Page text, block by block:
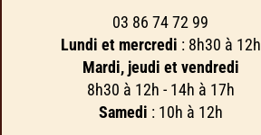
03 86 74 72 99
Lundi et mercredi : 8h30 à 12h
Mardi, jeudi et vendredi
8h30 à 12h - 14h à 17h
Samedi : 10h à 12h